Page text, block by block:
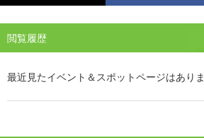
閲覧履歴
最近見たイベント＆スポットページはありま